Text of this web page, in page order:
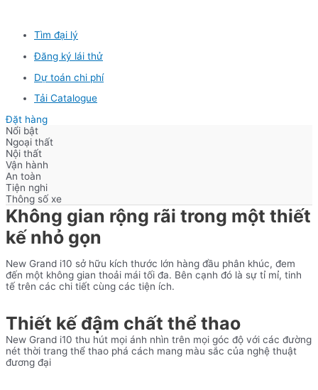
Tìm đại lý
Đăng ký lái thử
Dự toán chi phí
Tải Catalogue
Đặt hàng
Nổi bật
Ngoại thất
Nội thất
Vận hành
An toàn
Tiện nghi
Thông số xe
Không gian rộng rãi trong một thiết
kế nhỏ gọn
New Grand i10 sở hữu kích thước lớn hàng đầu phân khúc, đem
đến một không gian thoải mái tối đa. Bên cạnh đó là sự tỉ mỉ, tinh
tế trên các chi tiết cùng các tiện ích.
Thiết kế đậm chất thể thao
New Grand i10 thu hút mọi ánh nhìn trên mọi góc độ với các đường
nét thời trang thể thao phá cách mang màu sắc của nghệ thuật
đương đại